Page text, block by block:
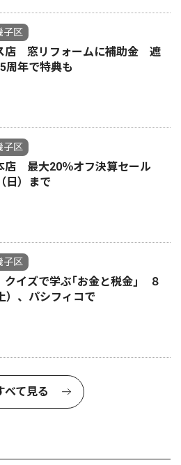
子区
店 窓リフォームに補助金 遮
周年で特典も
子区
店 最大20％オフ決算セール
日）まで
子区
イズで学ぶ｢お金と税金｣ ８
）、パシフィコで
べて見る